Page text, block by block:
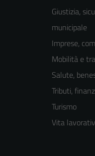
Giustizia,
municipale
Imprese,
Mobilità e
Salute,
Tributi,
Turismo
Vita